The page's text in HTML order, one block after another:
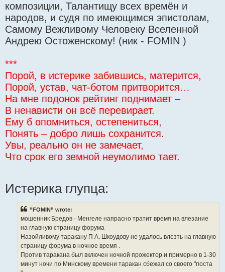
композиции, Талантищу всех времён и
народов, и судя по имеющимся эпистолам,
Самому Вежливому Человеку Вселенной
Андрею Остоженскому! (ник - FOMIN )
***
Порой, в истерике забившись, матерится,
Порой, устав, чат-ботом притворится…
На мне подонок рейтинг поднимает –
В ненависти он всё перевирает.
Ему б опомниться, остепениться,
Понять – добро лишь сохранится.
Увы, реально он не замечает,
Что срок его земной неумолимо тает.
Истерика глупца:
”FOMIN” wrote:
мошенник Бредов - Менгеле напрасно тратит время на влезание
на главную страницу форума
Назойливому таракану П А. Шкоудову не удалось влезть на главную
страницу форума в ночное время .
Против таракана был включен ночной прожектор и примерно в 1-30
минут ночи по Минскому времени таракан сбежал со своего "поста